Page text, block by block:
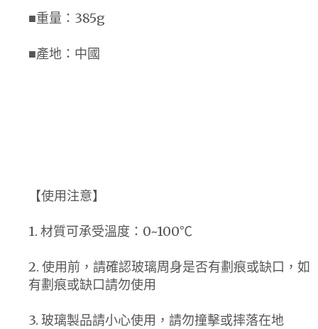
■重量：385g
■產地：中國
【使用注意】
1. 材質可承受溫度：0~100℃
2. 使用前，請確認玻璃周身是否有劃痕或缺口，如
有劃痕或缺口請勿使用
3. 玻璃製品請小心使用，請勿撞擊或摔落在地